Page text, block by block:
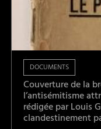
DOCUMENTS
Couverture de la
l’antisémitisme
rédigée par Louis
clandestinement